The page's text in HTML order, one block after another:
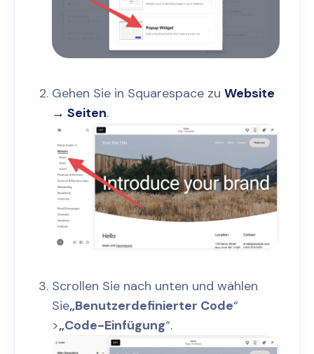
Gehen Sie in Squarespace zu Website
→ Seiten.
Scrollen Sie nach unten und wählen
Sie„Benutzerdefinierter Code“
>„Code-Einfügung“.